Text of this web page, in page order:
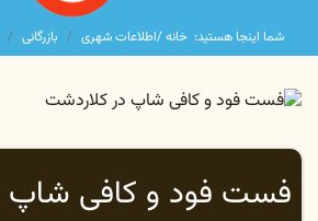
شما اینجا هستید: خانه /اطلاعات شهری بازرگانی
فست فود و کافی شاپ